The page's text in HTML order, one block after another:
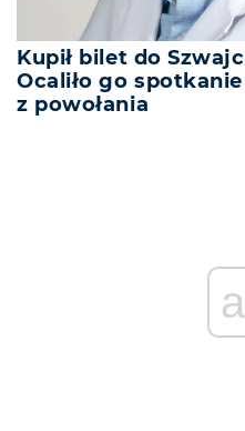
Kupił bilet do
Ocaliło go
z powołania